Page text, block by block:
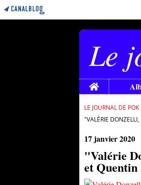
Le
Home
LE JOURNAL DE POK
"VALÉRIE
17 janvier 2020
"Valérie
et Quentin